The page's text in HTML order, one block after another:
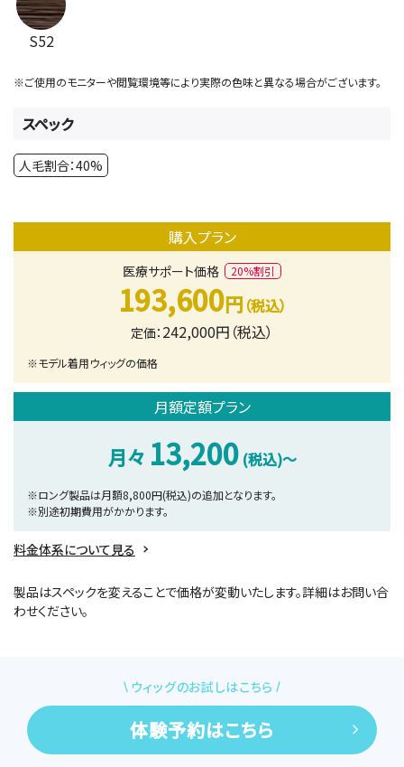
S52
※ご使用のモニターや閲覧環境等により実際の色味と異なる場合がございます。
スペック
人毛割合：40%
購入プラン
医療サポート価格 20%割引
193,600円 （税込）
定価： 242,000円（税込）
※モデル着用ウィッグの価格
月額定額プラン
月々 13,200 (税込)～
※ロング製品は月額8,800円(税込)の追加となります。
※別途初期費用がかかります。
料金体系について見る
製品はスペックを変えることで価格が変動いたします。詳細はお問い合
わせください。
ウィッグのお試しはこちら
体験予約はこちら